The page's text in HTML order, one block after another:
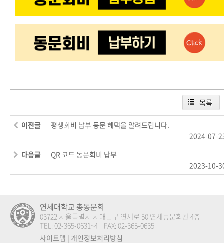
목록
이전글
평생회비 납부 동문 혜택을 알려드립니다.
2024-07-
다음글
QR 코드 동문회비 납부
2023-10-
연세대학교 총동문회
03722 서울특별시 서대문구 연세로 50 연세동문회관 4층
TEL: 02-365-0631~4 FAX: 02-365-0635
사이트맵 | 개인정보처리방침